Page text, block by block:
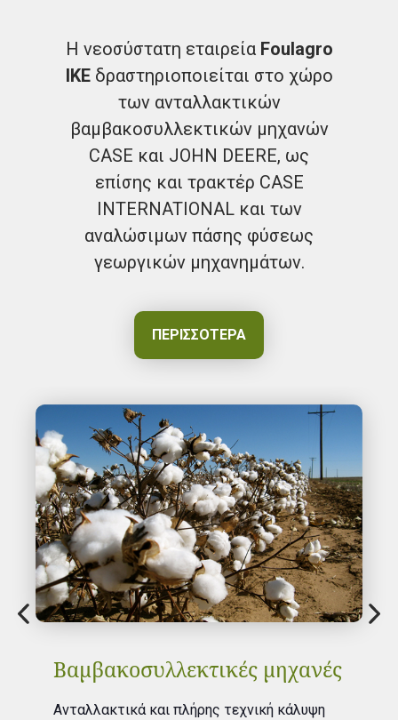
Η νεοσύστατη εταιρεία Foulagro
IKEδραστηριοποιείται στο χώρο
των ανταλλακτικών
βαμβακοσυλλεκτικών μηχανών
CASE και JOHN DEERE, ως
επίσης και τρακτέρ CASE
INTERNATIONAL και των
αναλώσιμων πάσης φύσεως
γεωργικών μηχανημάτων.
ΠΕΡΙΣΣΌΤΕΡΑ
Βαμβακοσυλλεκτικές μηχανές
Ανταλλακτικά και πλήρης τεχνική κάλυψη